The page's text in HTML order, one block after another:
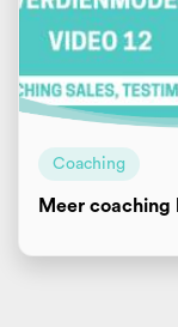
Coaching
Meer coaching